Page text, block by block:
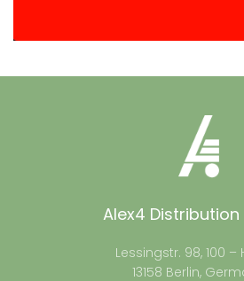
Alex4 Distribution
Lessingstr. 98, 100 –
13158 Berlin,